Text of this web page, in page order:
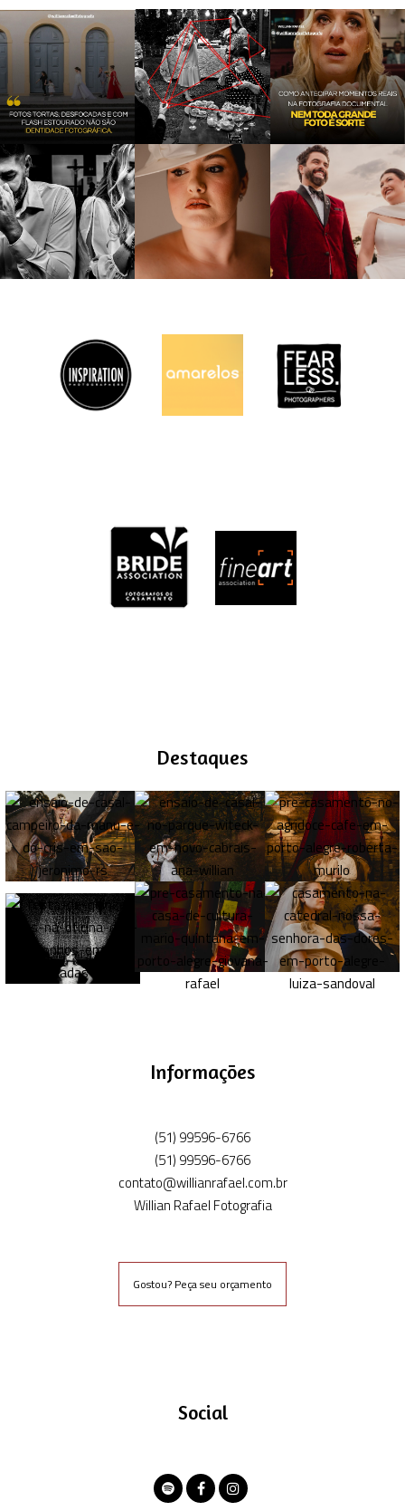
Destaques
Informações
(51) 99596-6766
(51) 99596-6766
contato@willianrafael.com.br
Willian Rafael Fotografia
Gostou? Peça seu orçamento
Social